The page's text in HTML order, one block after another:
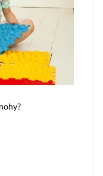
pro vývoj
je jednoduché: